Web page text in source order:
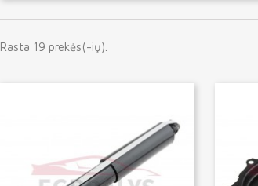
Rasta 19 prekės(-ių).